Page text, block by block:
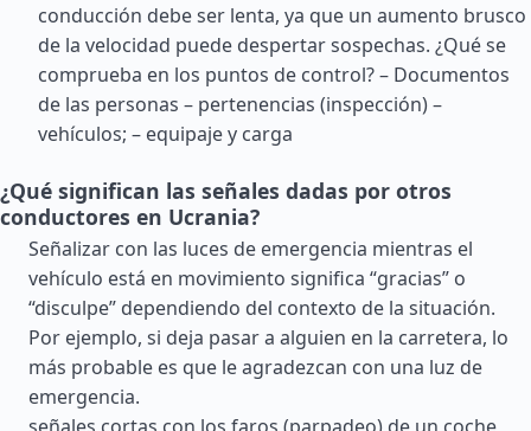
conducción debe ser lenta, ya que un aumento brusco
de la velocidad puede despertar sospechas. ¿Qué se
comprueba en los puntos de control? – Documentos
de las personas – pertenencias (inspección) –
vehículos; – equipaje y carga
¿Qué significan las señales dadas por otros
conductores en Ucrania?
Señalizar con las luces de emergencia mientras el
vehículo está en movimiento significa “gracias” o
“disculpe” dependiendo del contexto de la situación.
Por ejemplo, si deja pasar a alguien en la carretera, lo
más probable es que le agradezcan con una luz de
emergencia.